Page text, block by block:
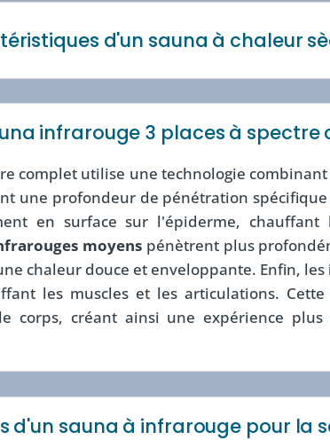
d'un sauna à chaleur
infrarouge 3 places à spectre
complet utilise une technologie
une profondeur de pénétration spécifique
en surface sur l'épiderme,
moyenspénètrent plus
chaleur douce et enveloppante. Enfin, les
les muscles et les articulations.
corps, créant ainsi une expérience
d'un sauna à infrarouge pour la